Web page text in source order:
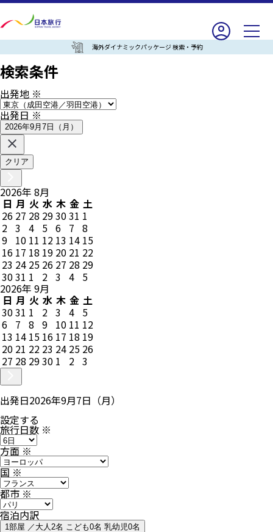
海外ダイナミックパッケージ 検索・予約
検索条件
出発地 ※
出発日※
2026年9月7日（月）
クリア
2026年 8月
日 月 火 水 木 金 土
26 27 28 293031 1
2 3 4 5 6 7 8
9 10 11 12 13 14 15
16 17 18 19 20 21 22
23 24 25 26 27 28 29
3031 1 2 3 4 5
2026年 9月
日 月 火 水 木 金 土
3031 1 2 3 4 5
6 7 8 9 10 11 12
13 14 15 16 17 18 19
20 21 22 23 24 25 26
27 28 2930 1 2 3
出発日2026年9月7日（月）
設定する
旅行日数 ※
方面※
国※
都市※
宿泊内訳
1部屋 ／大人2名 こども0名 乳幼児0名